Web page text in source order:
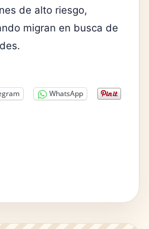
de alto riesgo,
migran en busca de
WhatsApp